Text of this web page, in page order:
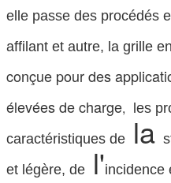
elle passe des procédés
affilant et autre, la grille
conçue pour des
élevées de charge, les
caractéristiques de la
et légère, de l'incidence